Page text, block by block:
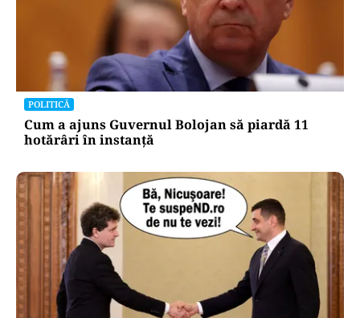
POLITICĂ
Cum a ajuns Guvernul Bolojan să piardă 11
hotărâri în instanță